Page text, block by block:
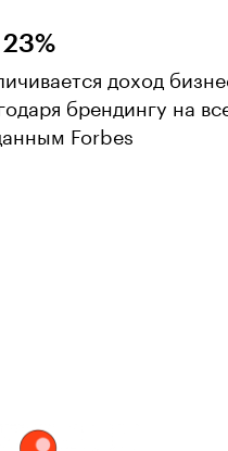
доход
брендингу на
Forbes